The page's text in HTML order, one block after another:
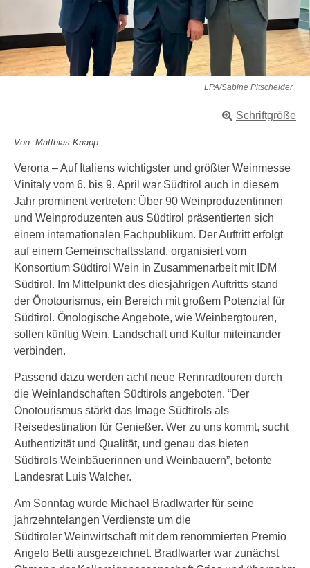
LPA/Sabine Pitscheider
Schriftgröße
Von: Matthias Knapp
Verona – Auf Italiens wichtigster und größter Weinmesse
Vinitaly vom 6. bis 9. April war Südtirol auch in diesem
Jahr prominent vertreten: Über 90 Weinproduzentinnen
und Weinproduzenten aus Südtirol präsentierten sich
einem internationalen Fachpublikum. Der Auftritt erfolgt
auf einem Gemeinschaftsstand, organisiert vom
Konsortium Südtirol Wein in Zusammenarbeit mit IDM
Südtirol. Im Mittelpunkt des diesjährigen Auftritts stand
der Önotourismus, ein Bereich mit großem Potenzial für
Südtirol. Önologische Angebote, wie Weinbergtouren,
sollen künftig Wein, Landschaft und Kultur miteinander
verbinden.
Passend dazu werden acht neue Rennradtouren durch
die Weinlandschaften Südtirols angeboten. “Der
Önotourismus stärkt das Image Südtirols als
Reisedestination für Genießer. Wer zu uns kommt, sucht
Authentizität und Qualität, und genau das bieten
Südtirols Weinbäuerinnen und Weinbauern”, betonte
Landesrat Luis Walcher.
Am Sonntag wurde Michael Bradlwarter für seine
jahrzehntelangen Verdienste um die
Südtiroler Weinwirtschaft mit dem renommierten Premio
Angelo Betti ausgezeichnet. Bradlwarter war zunächst